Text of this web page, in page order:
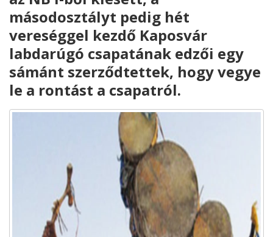
másodosztályt pedig hét
vereséggel kezdő Kaposvár
labdarúgó csapatának edzői egy
sámánt szerződtettek, hogy vegye
le a rontást a csapatról.